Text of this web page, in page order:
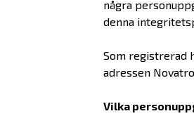
några
denna
Som registrerad
adressen
Vilka